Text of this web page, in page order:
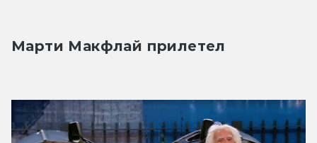
Марти Макфлай прилетел